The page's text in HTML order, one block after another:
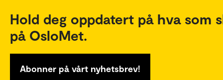
Hold deg oppdatert på hva som
på OsloMet.
Abonner på vårt nyhetsbrev!